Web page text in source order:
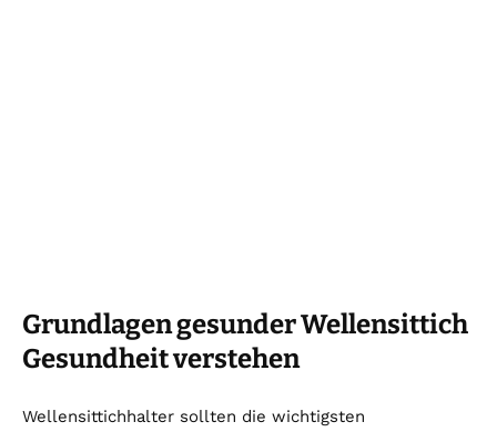
Grundlagen gesunder Wellensittich
Gesundheit verstehen
Wellensittichhalter sollten die wichtigsten